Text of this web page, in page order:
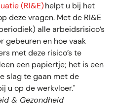
(RI&E)helpt u bij het
deze vragen. Met de RI&E
alle arbeidsrisico’s
gebeuren en hoe vaak
met deze risico’s te
een papiertje; het is een
slag te gaan met de
u op de werkvloer."
& Gezondheid